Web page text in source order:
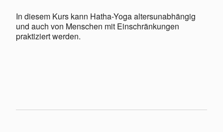
In diesem Kurs kann Hatha-Yoga altersunabhängig
und auch von Menschen mit Einschränkungen
praktiziert werden.